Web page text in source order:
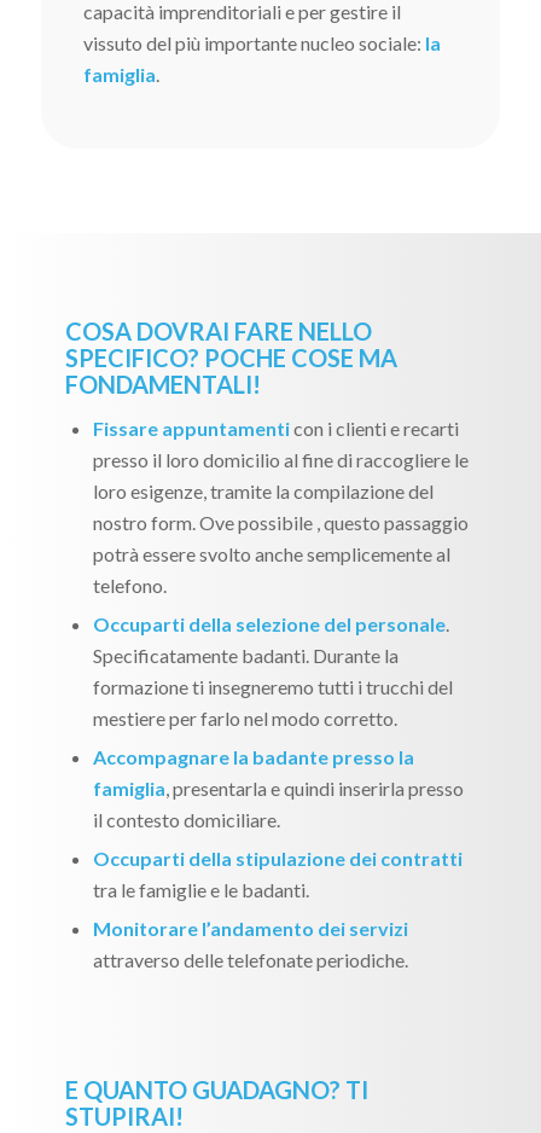
capacità imprenditoriali e per gestire il
vissuto del più importante nucleo sociale: la
famiglia.
COSA DOVRAI FARE NELLO
SPECIFICO? POCHE COSE MA
FONDAMENTALI!
Fissare appuntamenticon i clienti e recarti
presso il loro domicilio al fine di raccogliere le
loro esigenze, tramite la compilazione del
nostro form. Ove possibile , questo passaggio
potrà essere svolto anche semplicemente al
telefono.
Occuparti della selezione del personale.
Specificatamente badanti. Durante la
formazione ti insegneremo tutti i trucchi del
mestiere per farlo nel modo corretto.
Accompagnare la badante presso la
famiglia, presentarla e quindi inserirla presso
il contesto domiciliare.
Occuparti della stipulazione dei contratti
tra le famiglie e le badanti.
Monitorare l’andamento dei servizi
attraverso delle telefonate periodiche.
E QUANTO GUADAGNO? TI
STUPIRAI!